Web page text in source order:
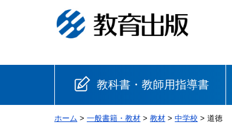
教科書・教師用指導書
小学校
ホーム > 一般書籍・教材 > 教材 > 中学校 > 道徳